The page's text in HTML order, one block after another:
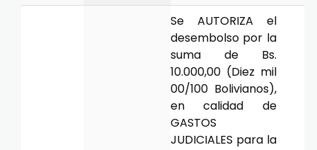
Se AUTORIZA el
desembolso por la
suma de Bs.
10.000,00 (Diez mil
00/100 Bolivianos),
en calidad de
GASTOS
JUDICIALES para la